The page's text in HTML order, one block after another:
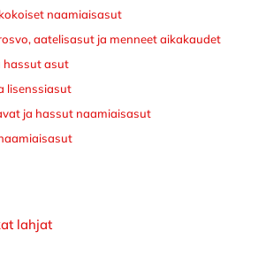
naamiaisasut
aatelisasut ja menneet aikakaudet
hassut asut
lisenssiasut
ja hassut naamiaisasut
lahjat